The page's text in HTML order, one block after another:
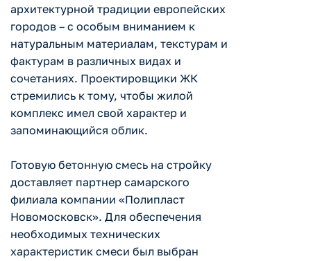
архитектурной традиции европейских
городов – с особым вниманием к
натуральным материалам, текстурам и
фактурам в различных видах и
сочетаниях. Проектировщики ЖК
стремились к тому, чтобы жилой
комплекс имел свой характер и
запоминающийся облик.
Готовую бетонную смесь на стройку
доставляет партнер самарского
филиала компании «Полипласт
Новомосковск». Для обеспечения
необходимых технических
характеристик смеси был выбран